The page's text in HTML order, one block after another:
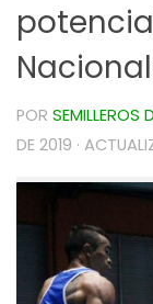
POR SEMILLEROS
DE 2019 ·